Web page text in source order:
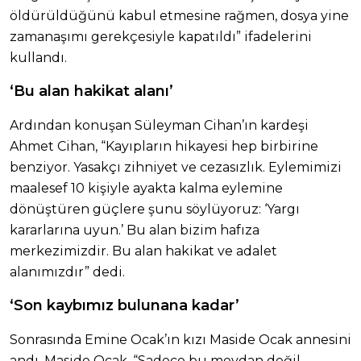
öldürüldüğünü kabul etmesine rağmen, dosya yine
zamanaşımı gerekçesiyle kapatıldı” ifadelerini
kullandı.
‘Bu alan hakikat alanı’
Ardından konuşan Süleyman Cihan’ın kardeşi
Ahmet Cihan, “Kayıpların hikayesi hep birbirine
benziyor. Yasakçı zihniyet ve cezasızlık. Eylemimizi
maalesef 10 kişiyle ayakta kalma eylemine
dönüştüren güçlere şunu söylüyoruz: ‘Yargı
kararlarına uyun.’ Bu alan bizim hafıza
merkezimizdir. Bu alan hakikat ve adalet
alanımızdır” dedi.
‘Son kaybımız bulunana kadar’
Sonrasında Emine Ocak’ın kızı Maside Ocak annesini